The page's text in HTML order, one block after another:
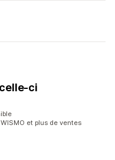
ci
et plus de ventes